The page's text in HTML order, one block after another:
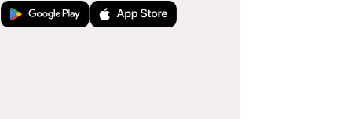
Jetzt bei Google PlayLaden im App Store